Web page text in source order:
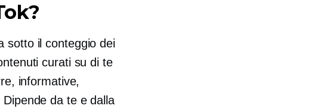
sotto il conteggio dei
curati su di te
informative,
Dipende da te e dalla